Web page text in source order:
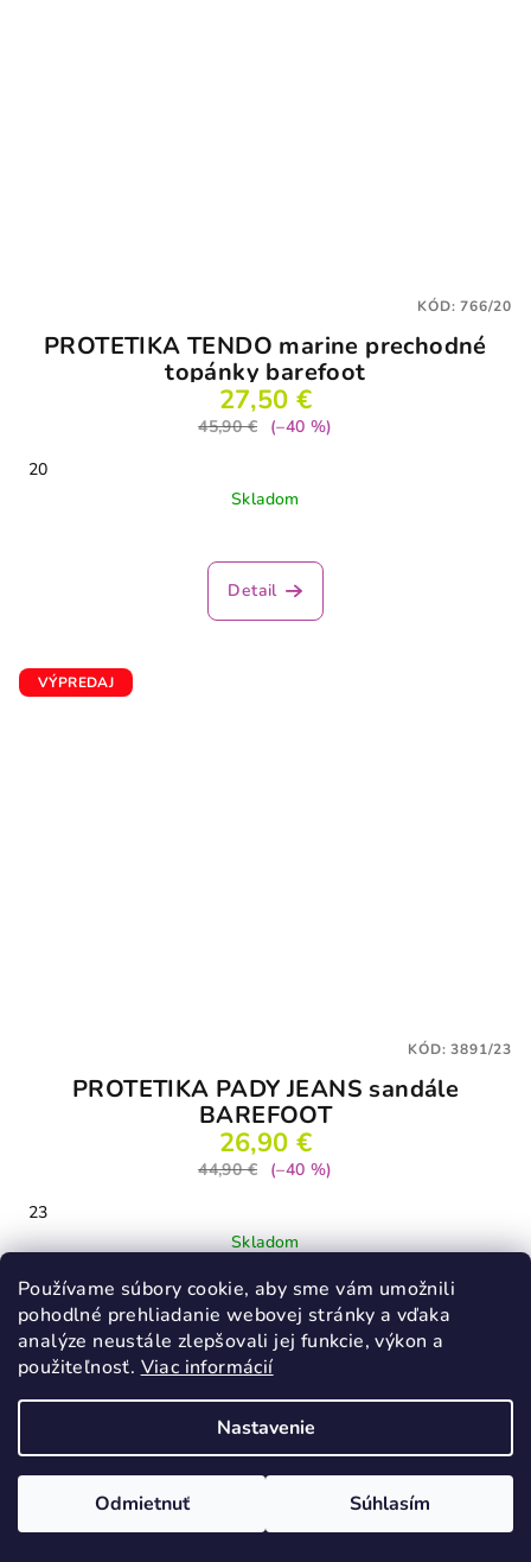
Používame súbory cookie, aby sme vám umožnili
pohodlné prehliadanie webovej stránky a vďaka
analýze neustále zlepšovali jej funkcie, výkon a
použiteľnosť. Viac informácií
Nastavenie
Odmietnuť Súhlasím
PROTETIKA TENDO marine prechodné
topánky barefoot
27,50 €
45,90 €
(–40 %)
20
Skladom
Detail
KÓD:766/20
VÝPREDAJ
PROTETIKA PADY JEANS sandále
BAREFOOT
26,90 €
44,90 €
(–40 %)
23
Skladom
Detail
KÓD:3891/23